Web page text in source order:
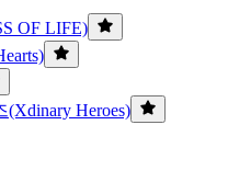
OF LIFE)
Heroes)